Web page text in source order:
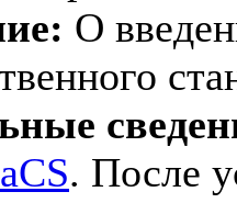
О
. После